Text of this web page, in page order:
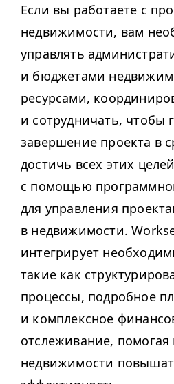
Если вы работаете с
недвижимости, вам
управлять
и бюджетами
ресурсами,
и сотрудничать, чтобы
завершение проекта в
достичь всех этих
с помощью
для управления
в недвижимости.
интегрирует
такие как
процессы, подробное
и комплексное
отслеживание,
недвижимости